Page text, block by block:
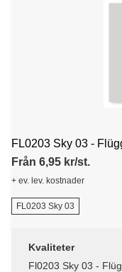
FL0203 Sky 03 -
Från 6,95 kr/st.
+ ev. lev. kostnader
FL0203 Sky 03
Kvaliteter
Fl0203 Sky 03 -